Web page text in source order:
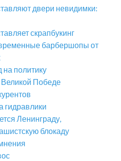
двери невидимки:
скрапбукинг
барбершопы от
на политику
Победе
гидравлики
Ленинграду,
блокаду